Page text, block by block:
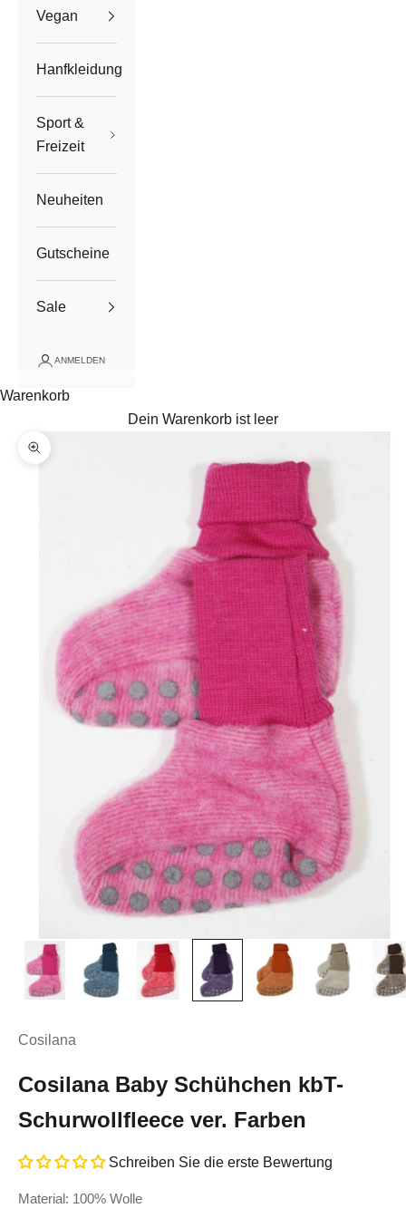
Vegan
Hanfkleidung
Sport &
Freizeit
Neuheiten
Gutscheine
Sale
ANMELDEN
Warenkorb
Dein Warenkorb ist leer
Bild vergrößern
Cosilana
Cosilana Baby Schühchen kbT-
Schurwollfleece ver. Farben
Schreiben Sie die erste Bewertung
Material: 100% Wolle